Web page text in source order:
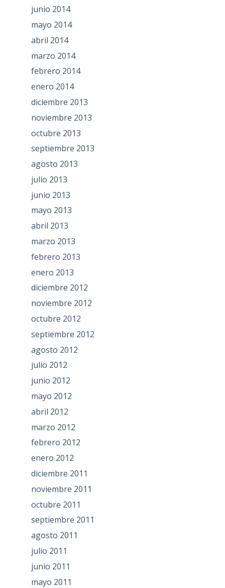
junio 2014
mayo 2014
abril 2014
marzo 2014
febrero 2014
enero 2014
diciembre 2013
noviembre 2013
octubre 2013
septiembre 2013
agosto 2013
julio 2013
junio 2013
mayo 2013
abril 2013
marzo 2013
febrero 2013
enero 2013
diciembre 2012
noviembre 2012
octubre 2012
septiembre 2012
agosto 2012
julio 2012
junio 2012
mayo 2012
abril 2012
marzo 2012
febrero 2012
enero 2012
diciembre 2011
noviembre 2011
octubre 2011
septiembre 2011
agosto 2011
julio 2011
junio 2011
mayo 2011